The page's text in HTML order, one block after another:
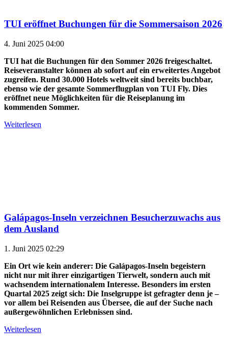
TUI eröffnet Buchungen für die Sommersaison 2026
4. Juni 2025 04:00
TUI hat die Buchungen für den Sommer 2026 freigeschaltet.
Reiseveranstalter können ab sofort auf ein erweitertes Angebot
zugreifen. Rund 30.000 Hotels weltweit sind bereits buchbar,
ebenso wie der gesamte Sommerflugplan von TUI Fly. Dies
eröffnet neue Möglichkeiten für die Reiseplanung im
kommenden Sommer.
Weiterlesen
Galápagos-Inseln verzeichnen Besucherzuwachs aus
dem Ausland
1. Juni 2025 02:29
Ein Ort wie kein anderer: Die Galápagos-Inseln begeistern
nicht nur mit ihrer einzigartigen Tierwelt, sondern auch mit
wachsendem internationalem Interesse. Besonders im ersten
Quartal 2025 zeigt sich: Die Inselgruppe ist gefragter denn je –
vor allem bei Reisenden aus Übersee, die auf der Suche nach
außergewöhnlichen Erlebnissen sind.
Weiterlesen